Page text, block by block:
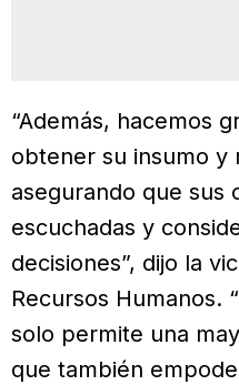
“Además, hacemos
obtener su insumo y
asegurando que sus
escuchadas y
decisiones”, dijo la
Recursos Humanos.
solo permite una
que también